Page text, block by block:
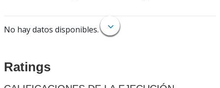
No hay datos disponibles.
Ratings